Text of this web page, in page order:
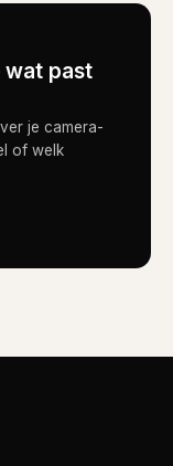
past
je camera-
of welk